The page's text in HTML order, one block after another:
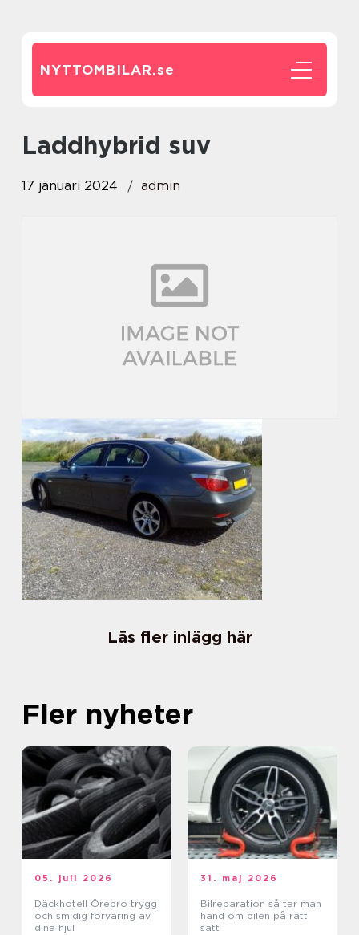
NYTTOMBILAR.se
laddhybrid suv
17 januari 2024 admin
Läs fler inlägg här
Fler nyheter
05. juli 2026
Däckhotell Örebro trygg
och smidig förvaring av
dina hjul
31. maj 2026
Bilreparation så tar man
hand om bilen på rätt
sätt